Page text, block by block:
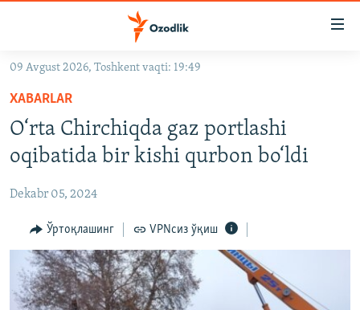
Асосий
навигацияга
ўтинг
Қидиришга
OZODVIDEO
OZODARXIV
На русском
ИЖТИМОИЙ ТАРМОҚЛАР
09 Avgust 2026, Toshkent vaqti: 19:49
XABARLAR
O‘rta Chirchiqda gaz portlashi
oqibatida bir kishi qurbon bo‘ldi
Dekabr 05, 2024
Ўртоқлашинг VPNсиз ўқиш